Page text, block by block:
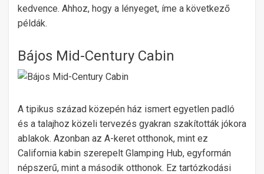
kedvence. Ahhoz, hogy a lényeget, íme a következő
példák.
Bájos Mid-Century Cabin
A tipikus század közepén ház ismert egyetlen padló
és a talajhoz közeli tervezés gyakran szakították jókora
ablakok. Azonban az A-keret otthonok, mint ez
California kabin szerepelt Glamping Hub, egyformán
népszerű, mint a második otthonok. Ez tartózkodási